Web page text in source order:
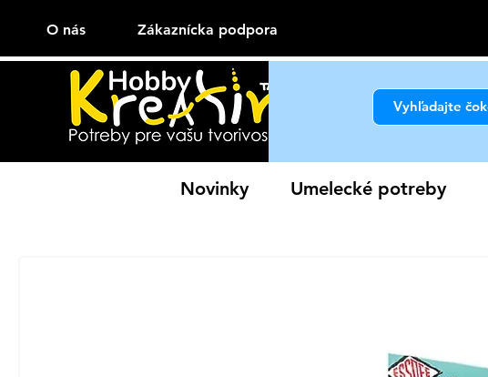
O nás Zákaznícka podpora
Novinky Umelecké potreby